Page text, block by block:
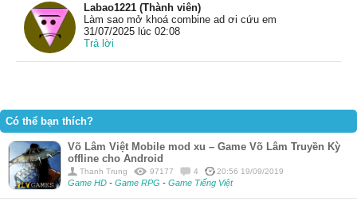
Labao1221 (Thành viên)
Làm sao mở khoá combine ad ơi cứu em
31/07/2025 lúc 02:08
Trả lời
Có thể bạn thích?
Võ Lâm Việt Mobile mod xu – Game Võ Lâm Truyền Kỳ
offline cho Android
Thanh Trung 97177 4 20:56 19/09/2019
Game HD - Game RPG - Game Tiếng Việt